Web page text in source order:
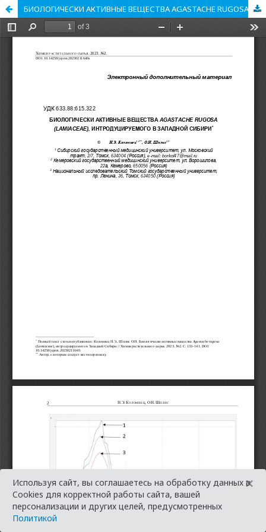
БИОЛОГИЧЕСКИ АКТИВНЫЕ ВЕЩЕСТВА AGASTACHE RUGOSA (LAMIACEAE), ИНТРОДУЦИРУЕМОГО В ЗАПАДНОЙ СИБИРИ
Используя сайт, вы соглашаетесь на обработку данных в
Cookies для корректной работы сайта, вашей
персонализации и других целей, предусмотренных
Политикой
×